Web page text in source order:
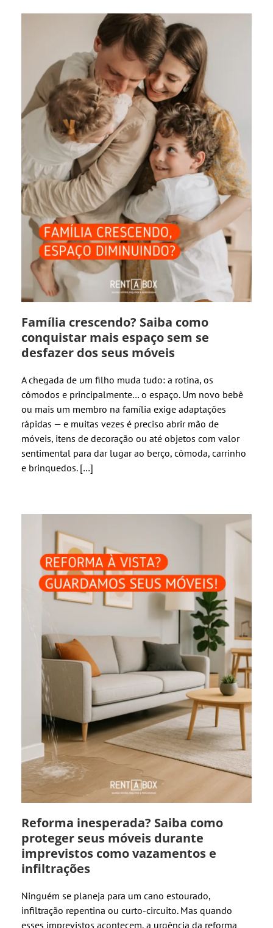
Família crescendo? Saiba como
conquistar mais espaço sem se
desfazer dos seus móveis
A chegada de um filho muda tudo: a rotina, os
cômodos e principalmente… o espaço. Um novo bebê
ou mais um membro na família exige adaptações
rápidas — e muitas vezes é preciso abrir mão de
móveis, itens de decoração ou até objetos com valor
sentimental para dar lugar ao berço, cômoda, carrinho
e brinquedos. […]
Reforma inesperada? Saiba como
proteger seus móveis durante
imprevistos como vazamentos e
infiltrações
Ninguém se planeja para um cano estourado,
infiltração repentina ou curto-circuito. Mas quando
esses imprevistos acontecem, a urgência da reforma